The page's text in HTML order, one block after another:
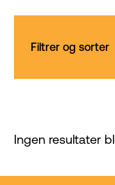
Filtrer og sorter
Ingen resultater